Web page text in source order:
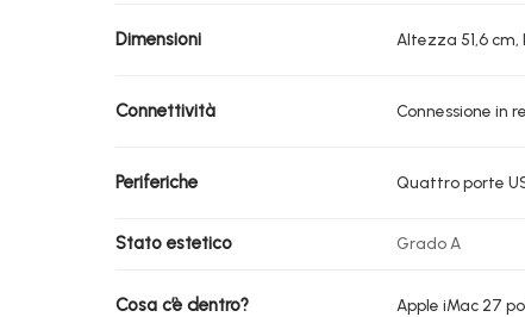
Dimensioni Altezza 51,6
Connettività Connessione in
Periferiche Quattro porte
Stato estetico Grado A
Cosa c’è dentro? Apple iMac 27